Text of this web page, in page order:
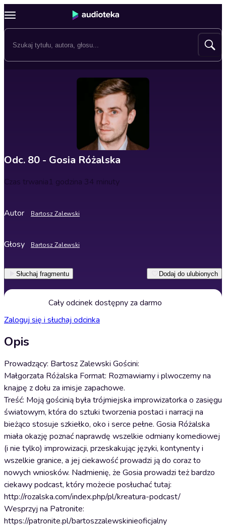
Odc. 80 - Gosia Różalska
Czas trwania1 godzina 34 minuty
Autor Bartosz Zalewski
Głosy Bartosz Zalewski
Słuchaj fragmentu Dodaj do ulubionych
Cały odcinek dostępny za darmo
Zaloguj się i słuchaj odcinka
Opis
Prowadzący: Bartosz Zalewski Gościni:
Małgorzata Różalska Format: Rozmawiamy i plwoczemy na
knajpę z dołu za imisje zapachowe.
Treść: Moją gościnią była trójmiejska improwizatorka o zasięgu
światowym, która do sztuki tworzenia postaci i narracji na
bieżąco stosuje szkiełko, oko i serce pełne. Gosia Różalska
miała okazję poznać naprawdę wszelkie odmiany komediowej
(i nie tylko) improwizacji, przeskakując języki, kontynenty i
wszelkie granice, a jej ciekawość prowadzi ją do coraz to
nowych wniosków. Nadmienię, że Gosia prowadzi też bardzo
ciekawy podcast, który możecie posłuchać tutaj:
http://rozalska.com/index.php/pl/kreatura-podcast/
Wesprzyj na Patronite:
https://patronite.pl/bartoszzalewskinieoficjalny